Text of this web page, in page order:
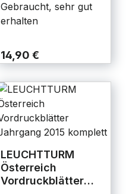
Gebraucht, sehr gut
erhalten
14,90 €
LEUCHTTURM
Österreich
Vordruckblätter